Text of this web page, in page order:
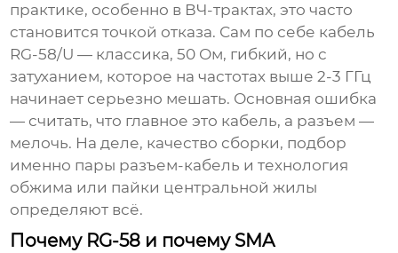
практике, особенно в ВЧ-трактах, это часто
становится точкой отказа. Сам по себе кабель
RG-58/U — классика, 50 Ом, гибкий, но с
затуханием, которое на частотах выше 2-3 ГГц
начинает серьезно мешать. Основная ошибка
— считать, что главное это кабель, а разъем —
мелочь. На деле, качество сборки, подбор
именно пары разъем-кабель и технология
обжима или пайки центральной жилы
определяют всё.
Почему RG-58 и почему SMA